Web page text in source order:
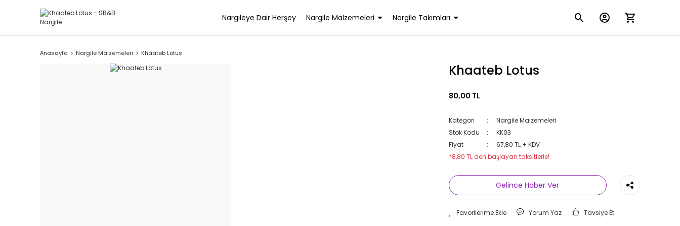
Nargileye Dair Herşey Nargile Malzemeleri Nargile Takımları
Anasayfa Nargile Malzemeleri Khaateb Lotus
Khaateb Lotus
80,00 TL
Kategori
Nargile Malzemeleri
Stok Kodu
KK03
Fiyat
67,80 TL + KDV
*8,80 TL den başlayan taksitlerle!
Gelince Haber Ver
Yorum Yaz Tavsiye Et